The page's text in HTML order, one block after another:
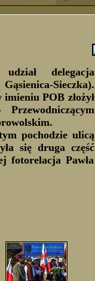
delegacja
Sieczka).
POB złożył
pochodzie ulicą
się druga część
fotorelacja Pawła